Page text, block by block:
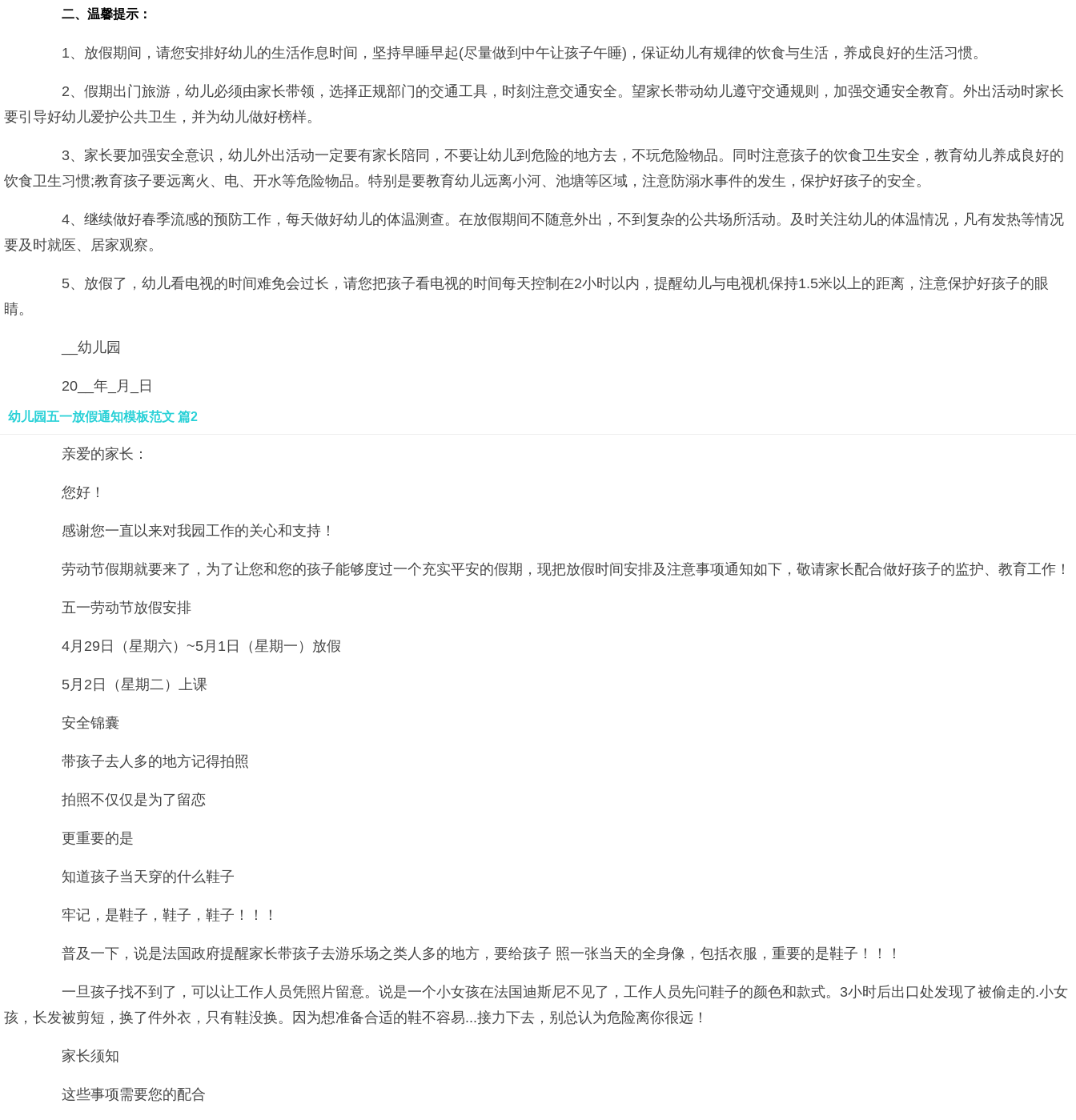
二、温馨提示：
1、放假期间，请您安排好幼儿的生活作息时间，坚持早睡早起(尽量做到中午让孩子午睡)，保证幼儿有规律的饮食与生活，养成良好的生活习惯。
2、假期出门旅游，幼儿必须由家长带领，选择正规部门的交通工具，时刻注意交通安全。望家长带动幼儿遵守交通规则，加强交通安全教育。外出活动时家长
要引导好幼儿爱护公共卫生，并为幼儿做好榜样。
3、家长要加强安全意识，幼儿外出活动一定要有家长陪同，不要让幼儿到危险的地方去，不玩危险物品。同时注意孩子的饮食卫生安全，教育幼儿养成良好的
饮食卫生习惯;教育孩子要远离火、电、开水等危险物品。特别是要教育幼儿远离小河、池塘等区域，注意防溺水事件的发生，保护好孩子的安全。
4、继续做好春季流感的预防工作，每天做好幼儿的体温测查。在放假期间不随意外出，不到复杂的公共场所活动。及时关注幼儿的体温情况，凡有发热等情况
要及时就医、居家观察。
5、放假了，幼儿看电视的时间难免会过长，请您把孩子看电视的时间每天控制在2小时以内，提醒幼儿与电视机保持1.5米以上的距离，注意保护好孩子的眼
睛。
__幼儿园
20__年_月_日
幼儿园五一放假通知模板范文 篇2
亲爱的家长：
您好！
感谢您一直以来对我园工作的关心和支持！
劳动节假期就要来了，为了让您和您的孩子能够度过一个充实平安的假期，现把放假时间安排及注意事项通知如下，敬请家长配合做好孩子的监护、教育工作！
五一劳动节放假安排
4月29日（星期六）~5月1日（星期一）放假
5月2日（星期二）上课
安全锦囊
带孩子去人多的地方记得拍照
拍照不仅仅是为了留恋
更重要的是
知道孩子当天穿的什么鞋子
牢记，是鞋子，鞋子，鞋子！！！
普及一下，说是法国政府提醒家长带孩子去游乐场之类人多的地方，要给孩子 照一张当天的全身像，包括衣服，重要的是鞋子！！！
一旦孩子找不到了，可以让工作人员凭照片留意。说是一个小女孩在法国迪斯尼不见了，工作人员先问鞋子的颜色和款式。3小时后出口处发现了被偷走的.小女
孩，长发被剪短，换了件外衣，只有鞋没换。因为想准备合适的鞋不容易...接力下去，别总认为危险离你很远！
家长须知
这些事项需要您的配合